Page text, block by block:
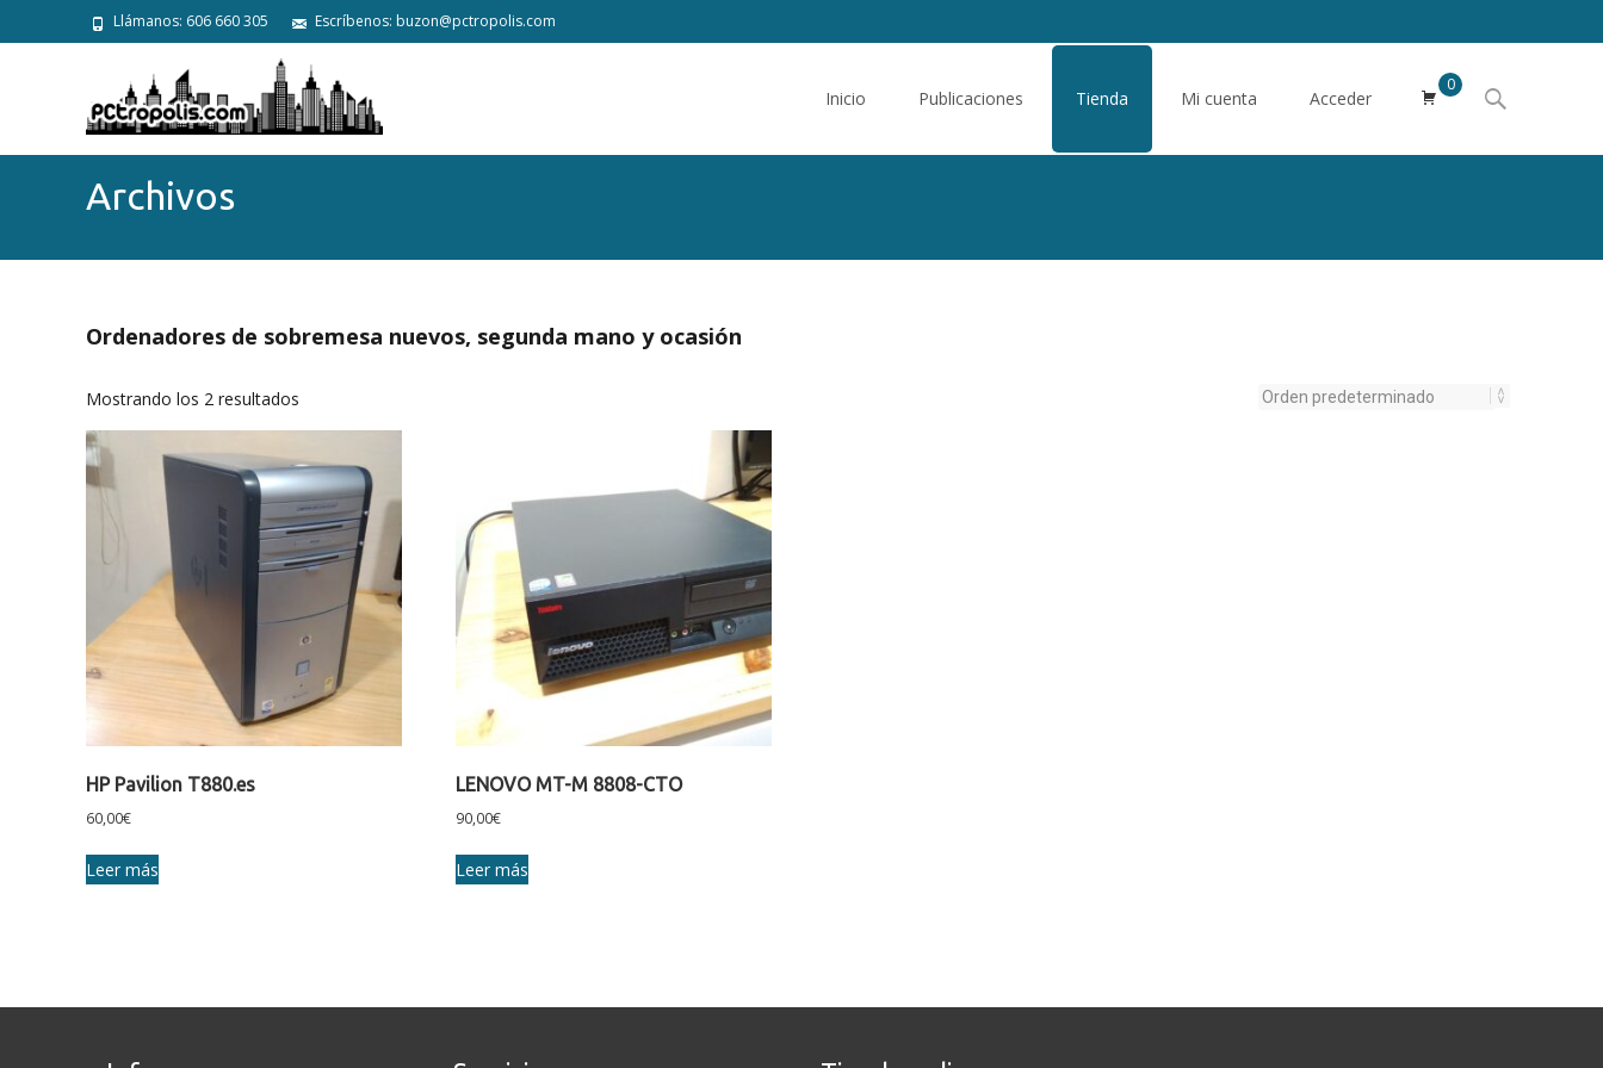
Llámanos: 606 660 305 Escríbenos: buzon@pctropolis.com
Inicio Publicaciones Tienda Mi cuenta Acceder
0
Buscar
por:
Archivos
Ordenadores de sobremesa nuevos, segunda mano y ocasión
Mostrando los 2 resultados
HP Pavilion T880.es
60,00€
Leer más
LENOVO MT-M 8808-CTO
90,00€
Leer más